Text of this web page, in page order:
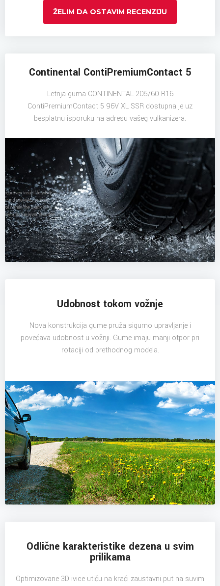
ŽELIM DA OSTAVIM RECENZIJU
Continental ContiPremiumContact 5
Letnja guma CONTINENTAL 205/60 R16
ContiPremiumContact 5 96V XL SSR dostupna je uz
besplatnu isporuku na adresu vašeg vulkanizera.
Udobnost tokom vožnje
Nova konstrukcija gume pruža sigurno upravljanje i
povećava udobnost u vožnji. Gume imaju manji otpor pri
rotaciji od prethodnog modela.
Odlične karakteristike dezena u svim
prilikama
Optimizovane 3D ivice utiču na kraći zaustavni put na suvim